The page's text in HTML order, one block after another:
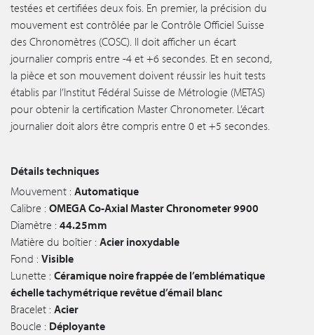
testées et certifiées deux fois. En premier, la précision du
mouvement est contrôlée par le Contrôle Officiel Suisse
des Chronomètres (COSC). Il doit afficher un écart
journalier compris entre -4 et +6 secondes. Et en second,
la pièce et son mouvement doivent réussir les huit tests
établis par l’Institut Fédéral Suisse de Métrologie (METAS)
pour obtenir la certification Master Chronometer. L’écart
journalier doit alors être compris entre 0 et +5 secondes.
Détails techniques
Mouvement : Automatique
Calibre : OMEGA Co-Axial Master Chronometer 9900
Diamètre : 44.25mm
Matière du boîtier : Acier inoxydable
Fond : Visible
Lunette : Céramique noire frappée de l’emblématique
échelle tachymétrique revêtue d’émail blanc
Bracelet : Acier
Boucle : Déployante